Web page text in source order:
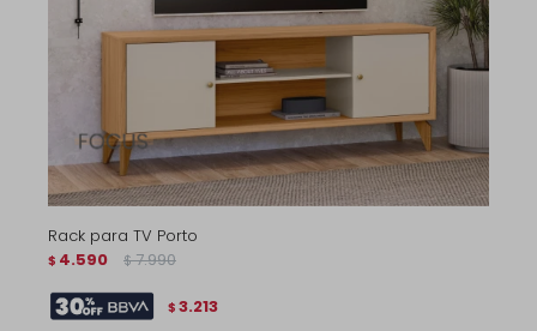
Rack para TV Porto
$ 4.590 $ 7.990
$ 3.213